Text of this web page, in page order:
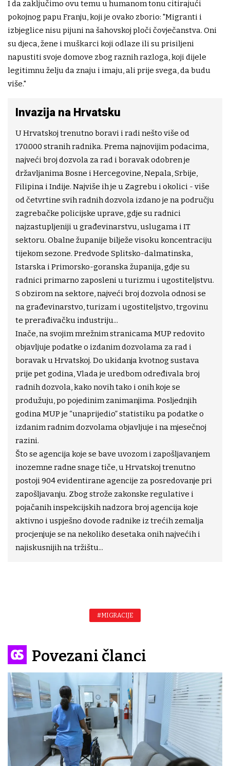
I da zaključimo ovu temu u humanom tonu citirajući
pokojnog papu Franju, koji je ovako zborio: "Migranti i
izbjeglice nisu pijuni na šahovskoj ploči čovječanstva. Oni
su djeca, žene i muškarci koji odlaze ili su prisiljeni
napustiti svoje domove zbog raznih razloga, koji dijele
legitimnu želju da znaju i imaju, ali prije svega, da budu
više."
Invazija na Hrvatsku
U Hrvatskoj trenutno boravi i radi nešto više od
170.000 stranih radnika. Prema najnovijim podacima,
najveći broj dozvola za rad i boravak odobren je
državljanima Bosne i Hercegovine, Nepala, Srbije,
Filipina i Indije. Najviše ih je u Zagrebu i okolici - više
od četvrtine svih radnih dozvola izdano je na području
zagrebačke policijske uprave, gdje su radnici
najzastupljeniji u građevinarstvu, uslugama i IT
sektoru. Obalne županije bilježe visoku koncentraciju
tijekom sezone. Predvode Splitsko-dalmatinska,
Istarska i Primorsko-goranska županija, gdje su
radnici primarno zaposleni u turizmu i ugostiteljstvu.
S obzirom na sektore, najveći broj dozvola odnosi se
na građevinarstvo, turizam i ugostiteljstvo, trgovinu
te prerađivačku industriju...
Inače, na svojim mrežnim stranicama MUP redovito
objavljuje podatke o izdanim dozvolama za rad i
boravak u Hrvatskoj. Do ukidanja kvotnog sustava
prije pet godina, Vlada je uredbom određivala broj
radnih dozvola, kako novih tako i onih koje se
produžuju, po pojedinim zanimanjima. Posljednjih
godina MUP je “unaprijedio” statistiku pa podatke o
izdanim radnim dozvolama objavljuje i na mjesečnoj
razini.
Što se agencija koje se bave uvozom i zapošljavanjem
inozemne radne snage tiče, u Hrvatskoj trenutno
postoji 904 evidentirane agencije za posredovanje pri
zapošljavanju. Zbog strože zakonske regulative i
pojačanih inspekcijskih nadzora broj agencija koje
aktivno i uspješno dovode radnike iz trećih zemalja
procjenjuje se na nekoliko desetaka onih najvećih i
najiskusnijih na tržištu...
#MIGRACIJE
Povezani članci